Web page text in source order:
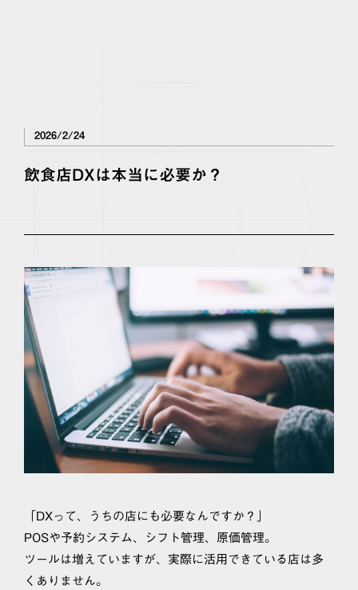
2026/2/24
飲食店DXは本当に必要か？
「DXって、うちの店にも必要なんですか？」
POSや予約システム、シフト管理、原価管理。
ツールは増えていますが、実際に活用できている店は多
くありません。